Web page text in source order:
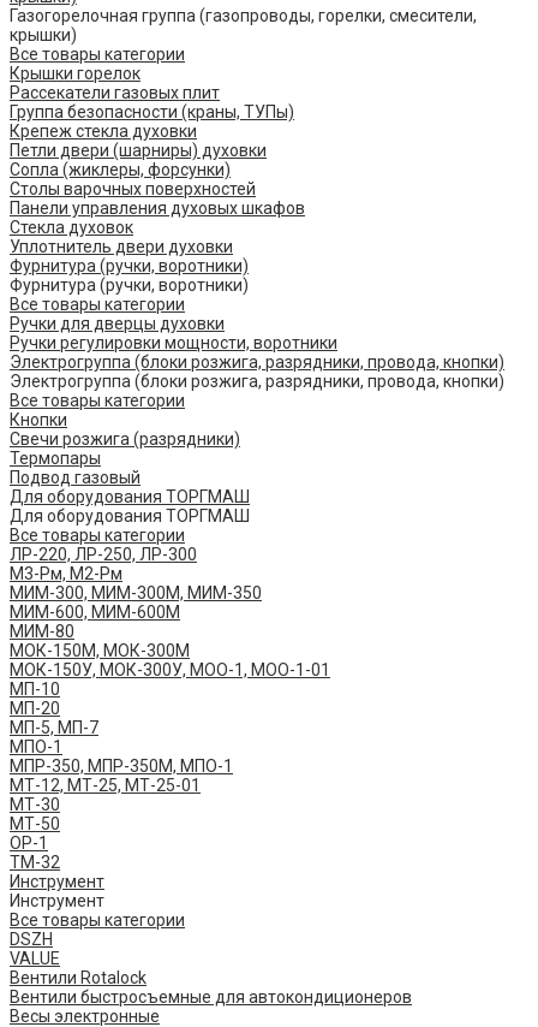
Газогорелочная группа (газопроводы, горелки, смесители,
крышки)
Все товары категории
Крышки горелок
Рассекатели газовых плит
Группа безопасности (краны, ТУПы)
Крепеж стекла духовки
Петли двери (шарниры) духовки
Сопла (жиклеры, форсунки)
Столы варочных поверхностей
Панели управления духовых шкафов
Стекла духовок
Уплотнитель двери духовки
Фурнитура (ручки, воротники)
Фурнитура (ручки, воротники)
Все товары категории
Ручки для дверцы духовки
Ручки регулировки мощности, воротники
Электрогруппа (блоки розжига, разрядники, провода, кнопки)
Электрогруппа (блоки розжига, разрядники, провода, кнопки)
Все товары категории
Кнопки
Свечи розжига (разрядники)
Термопары
Подвод газовый
Для оборудования ТОРГМАШ
Для оборудования ТОРГМАШ
Все товары категории
ЛР-220, ЛР-250, ЛР-300
М3-Рм, М2-Рм
МИМ-300, МИМ-300М, МИМ-350
МИМ-600, МИМ-600М
МИМ-80
МОК-150М, МОК-300М
МОК-150У, МОК-300У, МОО-1, МОО-1-01
МП-10
МП-20
МП-5, МП-7
МПО-1
МПР-350, МПР-350М, МПО-1
МТ-12, МТ-25, МТ-25-01
МТ-30
МТ-50
ОР-1
ТМ-32
Инструмент
Инструмент
Все товары категории
DSZH
VALUE
Вентили Rotalock
Вентили быстросъемные для автокондиционеров
Весы электронные